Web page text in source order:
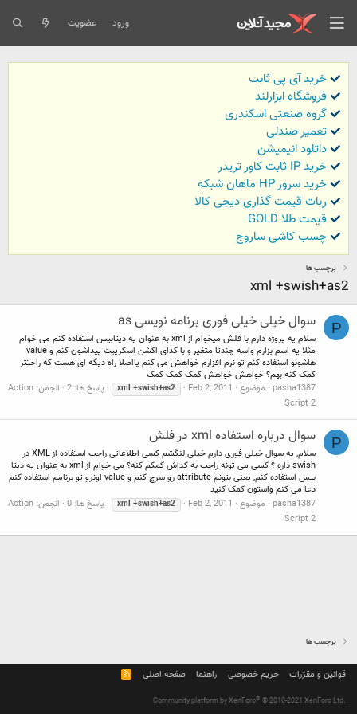
ورود عضویت
خرید آی پی ثابت
فروشگاه ابزارلند
گروه صنعتی اسکندری
تعمیر صندلی
داتلود انیمیشن
خرید IP ثابت کاور تریدر
خرید سرور HP ماهان شبکه
ربات قیمت گذاری دیجی کالا
قیمت طلا GOLD
چسب کاشی ساروج
برچسب ها
xml +swish+as2
P سوال خیلی خیلی فوری برنامه نویسی as
سلام یه پروژه دارم با فلش میخوام از xml به عنوان یه دیتابیس استفاده کنم می خوام
مثلا یه اسم بزارم واسه چندتا متغیر و با کدای اکشن اسکریپت پیداشون کنم و value
هاشونو استفاده کنم تو نرم افزارم خواهش می کنم یااصلا راه دیگه ای هست که راحتتر
کمک کنه بهم؟ خواهش خواهش کمک کمک کمک
pasha1387 موضوع Feb 2, 2011
xml +swish+as2 پاسخ ها: 2 انجمن: Action
Script 2
P سوال درباره استفاده xml در فلش
سلام, یه سوال خیلی فوری دارم خیلی لنگشم کسی اطلاعاتی راجب استفاده از XML در
swish داره ؟ کسی می تونه راجب به کداش کمکم کنه؟ می خوام از xml به عنوان یه دیتا
بیس استفاده کنم, یعنی بتونم attribute رو سرچ کنم و value اونرو تو برنامم استفاده کنم
دعا می کنم واستون کمک کنید
pasha1387 موضوع Feb 2, 2011
xml +swish+as2 پاسخ ها: 0 انجمن: Action
Script 2
برچسب ها
قوانین و مقرّرات حریم خصوصی راهنما صفحه اصلی
R
S
Community platform by XenForo® © 2010-2021 XenForo Ltd.